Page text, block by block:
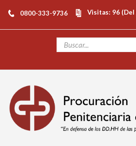
0800-333-9736 Visitas: 96